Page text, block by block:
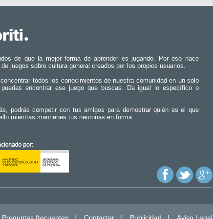
de que la mejor forma de aprender es jugando. Por eso nace
juegos sobre cultura general creados por los propios usuarios.
todos los conocimientos de nuestra comunidad en un solo
encontrar ese juego que buscas. Da igual lo específico o
podrás competir con tus amigos para demostrar quién es el que
mientras mantienes tus neuronas en forma.